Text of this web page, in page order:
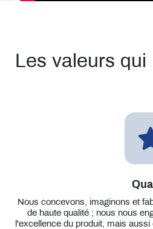
Les valeurs
Nous concevons, imaginons et
de haute qualité ; nous nous
l'excellence du produit, mais